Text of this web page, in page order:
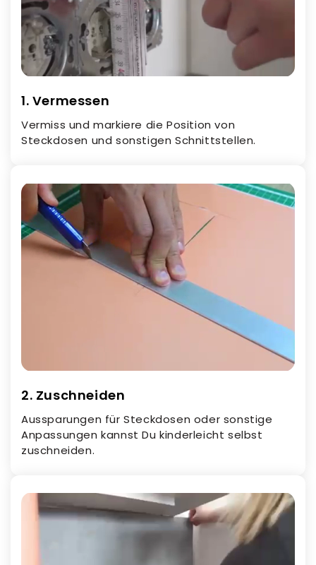
1. Vermessen
Vermiss und markiere die Position von
Steckdosen und sonstigen Schnittstellen.
2. Zuschneiden
Aussparungen für Steckdosen oder sonstige
Anpassungen kannst Du kinderleicht selbst
zuschneiden.